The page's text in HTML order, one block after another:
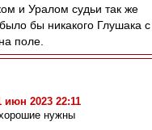
и Уралом судьи так же
бы никакого Глушака с
поле.
июн 2023 22:11
нужны